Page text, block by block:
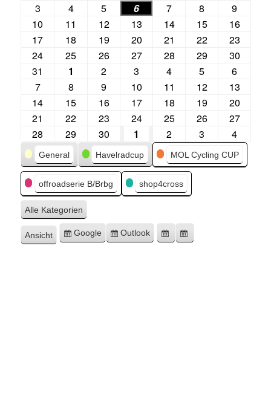
3
4 5 6 7 8
9
10
11 12 13 14 15
16
17
18 19 20 21 22
23
24
25 26 27 28 29
30
31
1 2 3 4 5
6
7
8 9 10 11 12
13
14
15 16 17 18 19
20
21
22 23 24 25 26
27
28
29 30 1 2 3 4
Kategorien
General Havelradcup MOL Cycling CUP
offroadserie B/Brbg shop4cross
Alle Kategorien
Ansicht ausdrucken
Eintragen
Google
Eintragen
Outlook
Google-